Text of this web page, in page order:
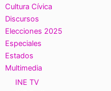
Cultura Cívica
Discursos
Elecciones 2025
Especiales
Estados
Multimedia
INE TV